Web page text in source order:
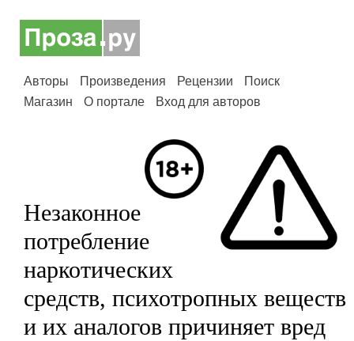
Авторы Произведения Рецензии
Поиск
Магазин
О портале Вход для авторов
Незаконное
потребление
наркотических
средств, психотропных веществ
и их аналогов причиняет вред